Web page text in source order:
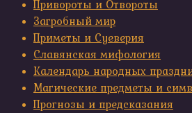
Привороты и Отвороты
Загробный мир
Приметы и Суеверия
Славянская мифология
Календарь народных
Магические предметы и
Прогнозы и предсказания